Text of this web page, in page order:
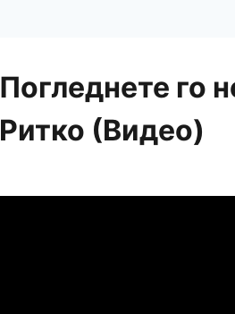
Погледнете го
Ритко (Видео)